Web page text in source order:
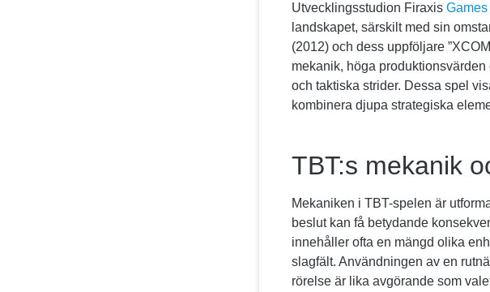
Utvecklingsstudion FiraxisGames
landskapet, särskilt med sin
(2012) och dess uppföljare
mekanik, höga
och taktiska strider. Dessa spel
kombinera djupa strategiska
TBT:s mekanik
Mekaniken i TBT-spelen är
beslut kan få betydande
innehåller ofta en mängd olika
slagfält. Användningen av en
rörelse är lika avgörande som